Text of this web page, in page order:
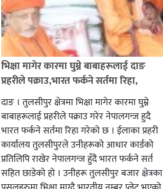
भिक्षा मागेर कारमा घुम्ने बाबाहरूलाई दाङ
प्रहरीले पक्राउ,भारत फर्कने सर्तमा रिहा,
दाङ । तुलसीपुर क्षेत्रमा भिक्षा मागेर कारमा घुम्ने
बाबाहरूलाई प्रहरीले पक्राउ गरेर नेपालगन्ज हुदै
भारत फर्कने सर्तमा रिहा गरेको छ । ईलाका प्रहरी
कार्यालय तुलसीपुरले उनीहरूको आधार कार्डको
प्रतिलिपि राखेर नेपालगन्ज हुँदै भारत फर्कने सर्त
सहित छाडेको हो । उनीहरू तुलसीपुर बजार क्षेत्रका